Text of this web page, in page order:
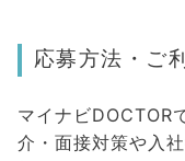
応募方法・ご
マイナビDOCTOR
介・面接対策や入